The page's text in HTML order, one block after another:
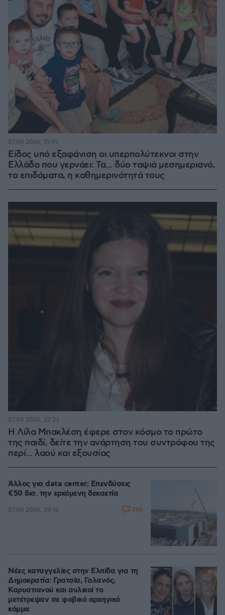
Είδος υπό εξαφάνιση οι υπερπολύτεκνοι στην
Ελλάδα που γερνάει: Τα... δύο ταψιά μεσημεριανό,
τα επιδόματα, η καθημερινότητά τους
07.08.2026, 15:59
Η Λίλα Μπακλέση έφερε στον κόσμο το πρώτο
της παιδί, δείτε την ανάρτηση του συντρόφου της
περί... λαού και εξουσίας
07.08.2026, 22:23
Άλλος για data center; Επενδύσεις
€50 δισ. την ερχόμενη δεκαετία
07.08.2026, 20:16 266
Νέες καταγγελίες στην Ελπίδα για τη
Δημοκρατία: Γρατσία, Γαλανός,
Καρυστιανού και αυλικοί το
μετέτρεψαν σε φοβικό αρχηγικό
κόμμα